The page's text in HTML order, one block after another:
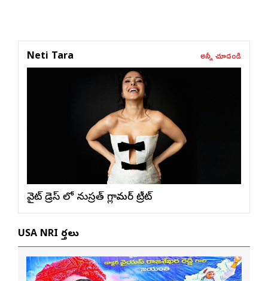
Neti Tara అన్నీ చూడండి
వైట్ డ్రెస్ లో నుస్ర‌త్ గ్లామ‌ర్ ట్రీట్
USA NRI వార్తలు